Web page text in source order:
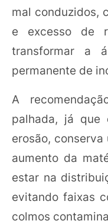
mal conduzidos,
e excesso de
transformar a
permanente de
A
palhada, já que
erosão,
aumento da
estar na
evitando faixas
colmos